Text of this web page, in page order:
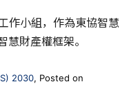
作小組，作為東協智慧
財產權框架。
2030, Posted on